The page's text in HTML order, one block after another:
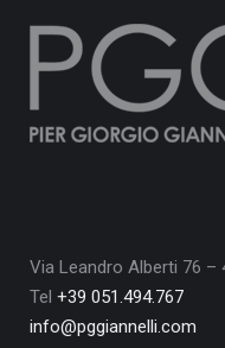
Via Leandro Alberti 76 –
Tel +39 051.494.767
info@pggiannelli.com